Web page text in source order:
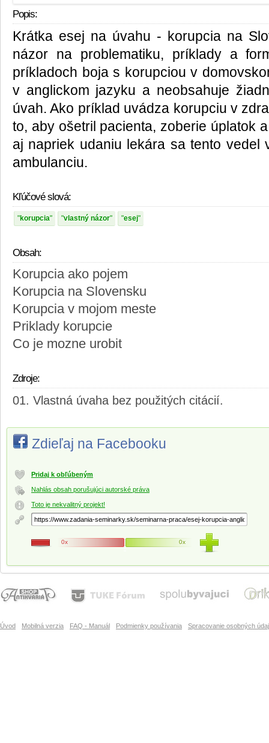
Popis:
Krátka esej na úvahu - korupcia na
názor na problematiku, príklady a
príkladoch boja s korupciou v
v anglickom jazyku a neobsahuje
úvah. Ako príklad uvádza korupciu v
to, aby ošetril pacienta, zoberie úplatok
aj napriek udaniu lekára sa tento
ambulanciu.
Kľúčové slová:
korupcia vlastný názor esej
Obsah:
Korupcia ako pojem
Korupcia na Slovensku
Korupcia v mojom meste
Priklady korupcie
Co je mozne urobit
Zdroje:
Vlastná úvaha bez použitých citácií.
Zdieľaj na Facebooku
Pridaj k obľúbeným
Nahlás obsah porušujúci autorské práva
Toto je nekvalitný projekt!
0x 0x
Úvod Mobilná verzia FAQ - Manuál Podmienky používania Spracovanie osobných